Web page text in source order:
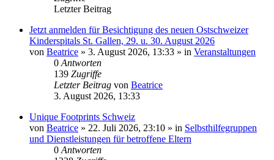
Letzter Beitrag
Jetzt anmelden für Besichtigung des neuen Ostschweizer
Kinderspitals St. Gallen, 29. u. 30. August 2026
von Beatrice » 3. August 2026, 13:33 » in Veranstaltungen
0 Antworten
139 Zugriffe
Letzter Beitrag von Beatrice
3. August 2026, 13:33
Unique Footprints Schweiz
von Beatrice » 22. Juli 2026, 23:10 » in Selbsthilfegruppen
und Dienstleistungen für betroffene Eltern
0 Antworten